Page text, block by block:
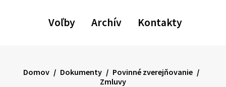
Voľby Archív Kontakty
Domov Dokumenty
Povinné zverejňovanie
Zmluvy